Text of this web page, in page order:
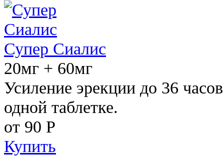
Супер Сиалис
20мг + 60мг
Усиление эрекции до 36
одной таблетке.
от 90 Р
Купить